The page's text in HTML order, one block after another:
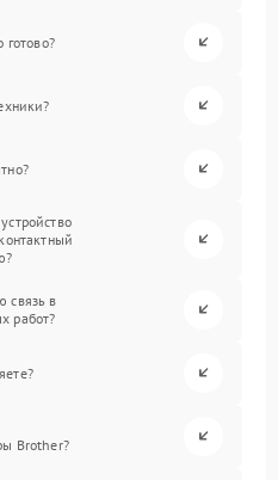
готово?
связь в
работ?
Brother?